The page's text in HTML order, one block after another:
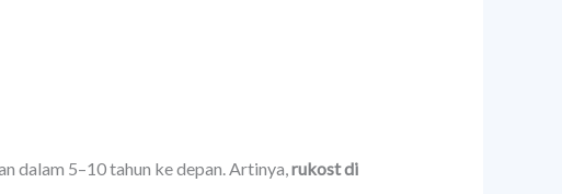
dalam 5–10 tahun ke depan. Artinya,rukost di